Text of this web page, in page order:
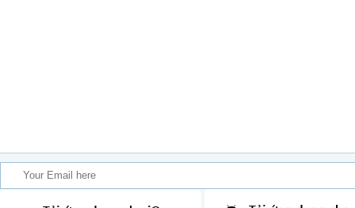
The face I came to know is